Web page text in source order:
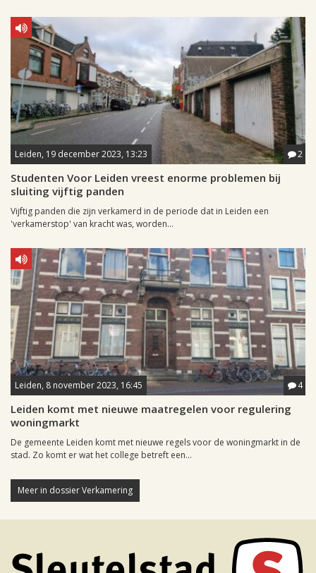
Leiden, 19 december 2023, 13:23 2
Studenten Voor Leiden vreest enorme problemen bij
sluiting vijftig panden
Vijftig panden die zijn verkamerd in de periode dat in Leiden een
'verkamerstop' van kracht was, worden...
Leiden, 8 november 2023, 16:45 4
Leiden komt met nieuwe maatregelen voor regulering
woningmarkt
De gemeente Leiden komt met nieuwe regels voor de woningmarkt in de
stad. Zo komt er wat het college betreft een...
Meer in dossier Verkamering